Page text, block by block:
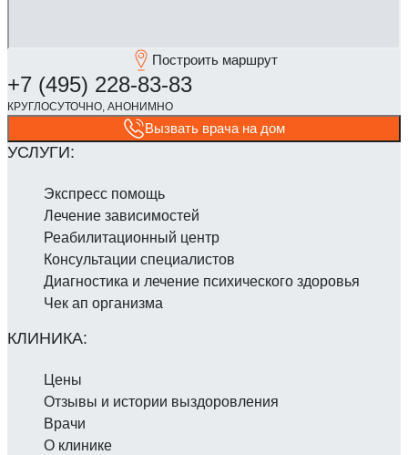
Построить маршрут
Вызвать врача на дом
Экспресс помощь
Лечение зависимостей
Реабилитаци­онный центр
Консультации специалистов
Диагностика и лечение психического здоровья
Чек ап организма
Цены
Отзывы и истории выздоровления
Врачи
О клинике